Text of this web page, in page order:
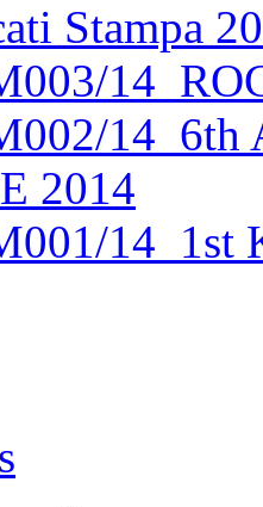
Stampa
14_6th
2014
14_1st